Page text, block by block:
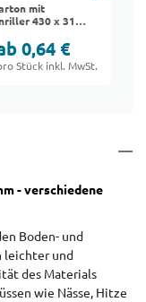
mit
430 x 310
0,64 €
Stück inkl. MwSt.
- verschiedene
Boden- und
leichter und
des Materials
wie Nässe, Hitze